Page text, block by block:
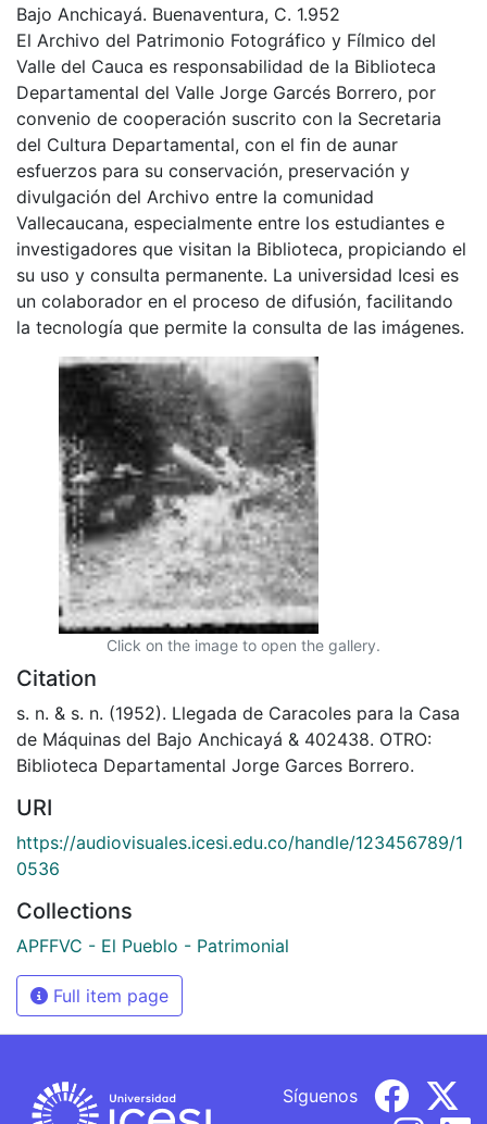
Bajo Anchicayá. Buenaventura, C. 1.952
El Archivo del Patrimonio Fotográfico y Fílmico del
Valle del Cauca es responsabilidad de la Biblioteca
Departamental del Valle Jorge Garcés Borrero, por
convenio de cooperación suscrito con la Secretaria
del Cultura Departamental, con el fin de aunar
esfuerzos para su conservación, preservación y
divulgación del Archivo entre la comunidad
Vallecaucana, especialmente entre los estudiantes e
investigadores que visitan la Biblioteca, propiciando el
su uso y consulta permanente. La universidad Icesi es
un colaborador en el proceso de difusión, facilitando
la tecnología que permite la consulta de las imágenes.
Click on the image to open the gallery.
Citation
s. n. & s. n. (1952). Llegada de Caracoles para la Casa
de Máquinas del Bajo Anchicayá & 402438. OTRO:
Biblioteca Departamental Jorge Garces Borrero.
URI
https://audiovisuales.icesi.edu.co/handle/123456789/1
0536
Collections
APFFVC - El Pueblo - Patrimonial
Full item page
Síguenos